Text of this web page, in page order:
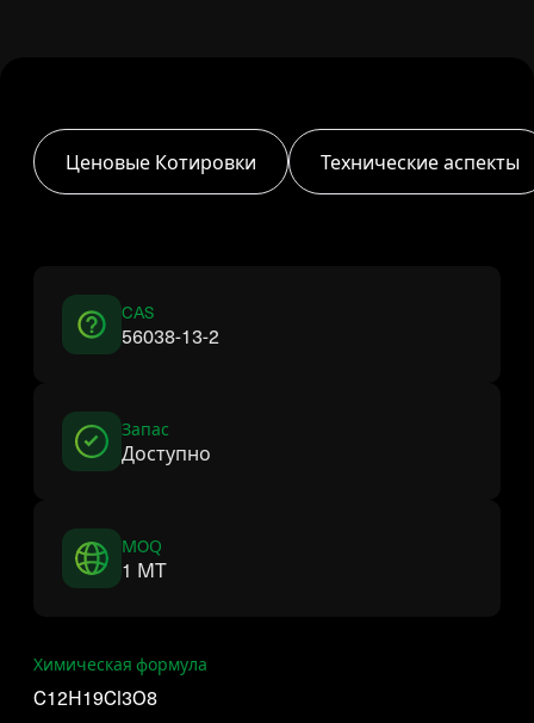
Ценовые Котировки Технические аспекты
CAS
56038-13-2
Запас
Доступно
MOQ
1 MT
Химическая формула
C12H19Cl3O8